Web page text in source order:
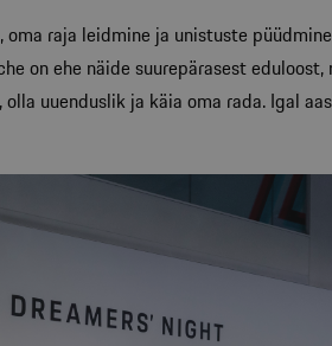
raja leidmine ja unistuste
on ehe näide suurepärasest
uuenduslik ja käia oma rada. Igal